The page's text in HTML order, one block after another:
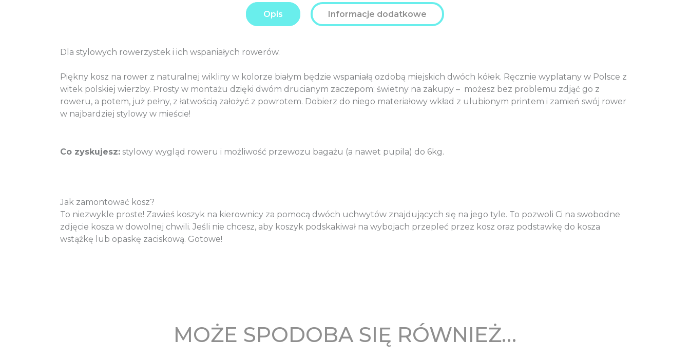
Opis Informacje dodatkowe
Dla stylowych rowerzystek i ich wspaniałych rowerów.
Piękny kosz na rower z naturalnej wikliny w kolorze białym będzie wspaniałą ozdobą miejskich dwóch kółek. Ręcznie wyplatany w Polsce z
witek polskiej wierzby. Prosty w montażu dzięki dwóm drucianym zaczepom; świetny na zakupy – możesz bez problemu zdjąć go z
roweru, a potem, już pełny, z łatwością założyć z powrotem. Dobierz do niego materiałowy wkład z ulubionym printem i zamień swój rower
w najbardziej stylowy w mieście!
Co zyskujesz: stylowy wygląd roweru i możliwość przewozu bagażu (a nawet pupila) do 6kg.
Jak zamontować kosz?
To niezwykle proste! Zawieś koszyk na kierownicy za pomocą dwóch uchwytów znajdujących się na jego tyle. To pozwoli Ci na swobodne
zdjęcie kosza w dowolnej chwili. Jeśli nie chcesz, aby koszyk podskakiwał na wybojach przepleć przez kosz oraz podstawkę do kosza
wstążkę lub opaskę zaciskową. Gotowe!
MOŻE SPODOBA SIĘ RÓWNIEŻ…